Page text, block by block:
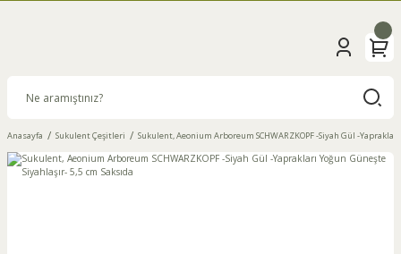
Anasayfa Sukulent Çeşitleri Sukulent, Aeonium Arboreum SCHWARZKOPF -Siyah Gül -